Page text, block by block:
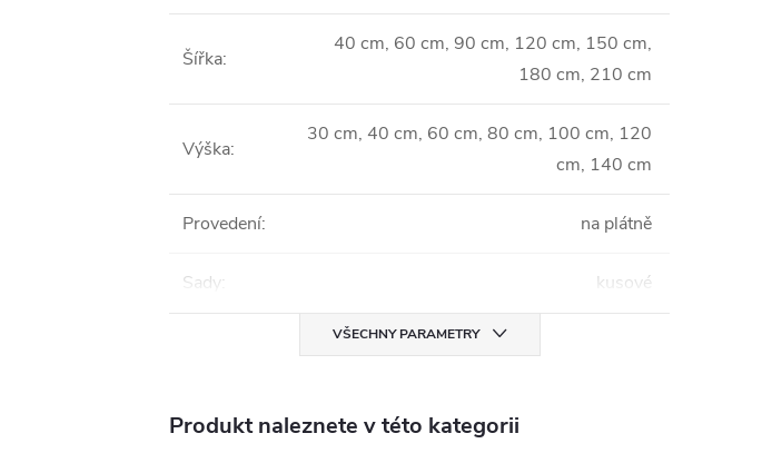
Šířka:
40 cm, 60 cm, 90 cm, 120 cm, 150 cm,
180 cm, 210 cm
Výška:
30 cm, 40 cm, 60 cm, 80 cm, 100 cm, 120
cm, 140 cm
Provedení: na plátně
Sady: kusové
VŠECHNY PARAMETRY
Produkt naleznete v této kategorii